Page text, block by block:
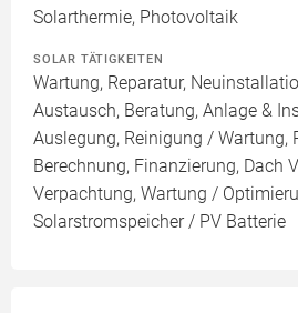
Solarthermie, Photovoltaik
SOLAR TÄTIGKEITEN
Wartung, Reparatur,
Austausch, Beratung, Anlage &
Auslegung, Reinigung / Wartung,
Berechnung, Finanzierung, Dach
Verpachtung, Wartung /
Solarstromspeicher / PV Batterie